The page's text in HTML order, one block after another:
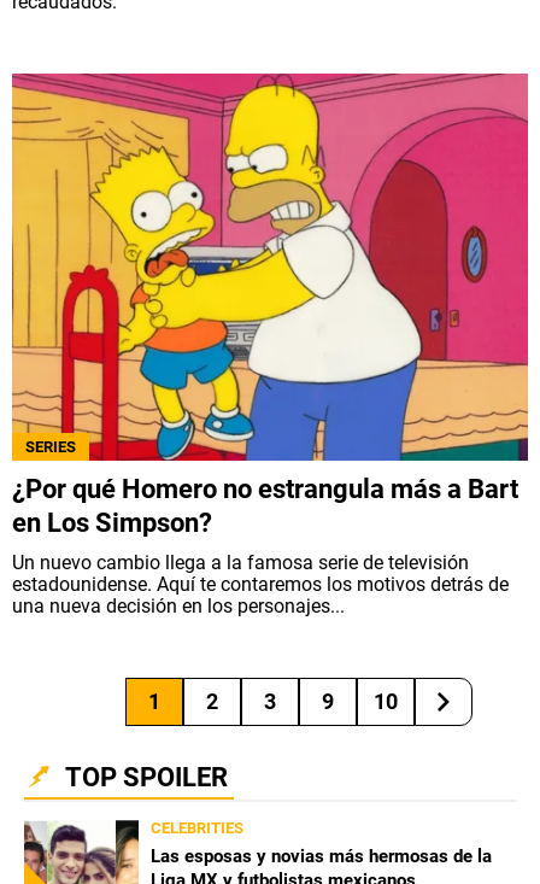
SERIES
¿Por qué Homero no estrangula más a Bart
en Los Simpson?
Un nuevo cambio llega a la famosa serie de televisión
estadounidense. Aquí te contaremos los motivos detrás de
una nueva decisión en los personajes...
1 2 3 9 10
TOP SPOILER
CELEBRITIES
Las esposas y novias más hermosas de la